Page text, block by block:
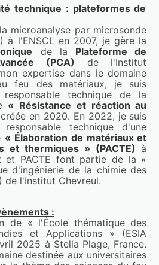
Bellayer,Sophie
Molina
hal-04636376v1
properties of neat
acid composites
and enzymatically treated
and reviews, 2023, 16
Lannoy,Séverine
Bourbigot,Florent
hal-04047315v1
thin coatings for plastics
resistance in plastics, Nov
Lemesle,Hugo
technique : plateformes de
microanalyse par microsonde
de la Plateforme de
(PCA) de l'Institut
expertise dans le domaine
feu des matériaux, je suis
responsable technique de la
« Résistance et réaction au
créée en 2020. En 2022, je suis
technique d'une
« Élaboration de matériaux et
et thermiques » (PACTE) à
et PACTE font partie de la «
d'ingénierie de la chimie des
de l'Institut Chevreul.
:
de « l'École thématique des
et Applications » (ESIA
2025 à Stella Plage, France.
destinée aux universitaires